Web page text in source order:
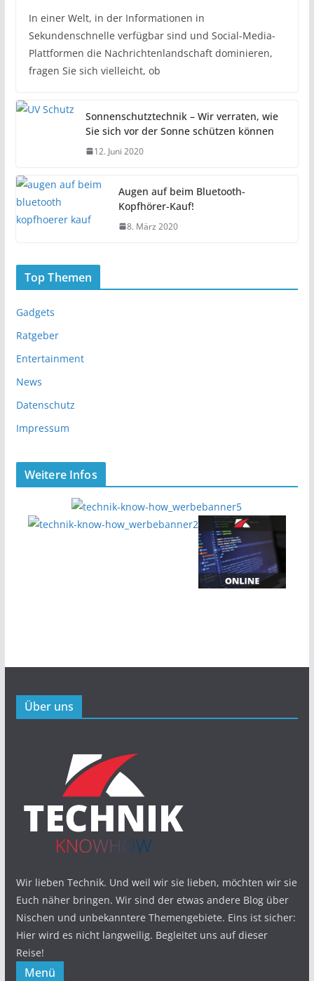
In einer Welt, in der Informationen in
Sekundenschnelle verfügbar sind und Social-Media-
Plattformen die Nachrichtenlandschaft dominieren,
fragen Sie sich vielleicht, ob
Sonnenschutztechnik – Wir verraten, wie
Sie sich vor der Sonne schützen können
12. Juni 2020
Augen auf beim Bluetooth-
Kopfhörer-Kauf!
8. März 2020
Top Themen
Gadgets
Ratgeber
Entertainment
News
Datenschutz
Impressum
Weitere Infos
Über uns
Wir lieben Technik. Und weil wir sie lieben, möchten wir sie
Euch näher bringen. Wir sind der etwas andere Blog über
Nischen und unbekanntere Themengebiete. Eins ist sicher:
Hier wird es nicht langweilig. Begleitet uns auf dieser
Reise!
Menü